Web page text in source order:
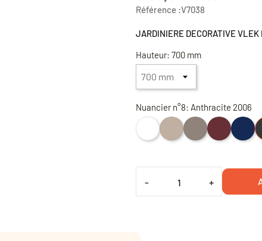
Référence :V7038
JARDINIERE DECORATIVE
Hauteur: 700 mm
Nuancier n°8: Anthracite 2006
White 2001Ecru 2003Tortora 2004
Garnet 2015
Blue 2018
- +